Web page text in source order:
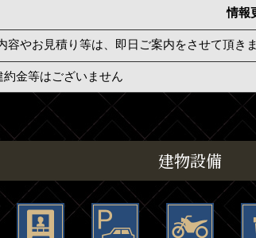
情報
容やお見積り等は、即日ご案内をさせて頂き
金等はございません
建物設備